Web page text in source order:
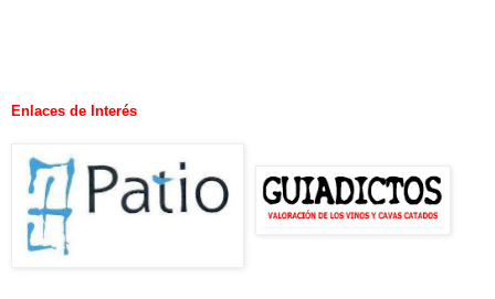
Enlaces de Interés